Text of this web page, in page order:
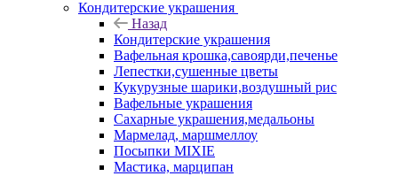
Кондитерские украшения
Назад
Кондитерские украшения
Вафельная крошка,савоярди,печенье
Лепестки,сушенные цветы
Кукурузные шарики,воздушный рис
Вафельные украшения
Сахарные украшения,медальоны
Мармелад, маршмеллоу
Посыпки MIXIE
Мастика, марципан